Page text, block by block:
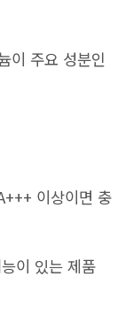
이 주요 성분인
이상이면 충
이 있는 제품